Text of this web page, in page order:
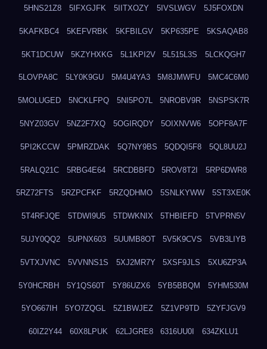
5HNS21Z8 5IFXGJFK 5IITXOZY 5IVSLWGV 5J5FOXDN
5KAFKBC4 5KEFVRBK 5KFBILGV 5KP635PE 5KSAQAB8
5KT1DCUW 5KZYHXKG 5L1KPI2V 5L515L3S 5LCKQGH7
5LOVPA8C 5LY0K9GU 5M4U4YA3 5M8JMWFU 5MC4C6M0
5MOLUGED 5NCKLFPQ 5NI5PO7L 5NROBV9R 5NSPSK7R
5NYZ03GV 5NZ2F7XQ 5OGIRQDY 5OIXNVW6 5OPF8A7F
5PI2KCCW 5PMRZDAK 5Q7NY9BS 5QDQI5F8 5QL8UU2J
5RALQ21C 5RBG4E64 5RCDBBFD 5ROV8T2I 5RP6DWR8
5RZ72FTS 5RZPCFKF 5RZQDHMO 5SNLKYWW 5ST3XE0K
5T4RFJQE 5TDWI9U5 5TDWKNIX 5THBIEFD 5TVPRN5V
5UJY0QQ2 5UPNX603 5UUMB8OT 5V5K9CVS 5VB3LIYB
5VTXJVNC 5VVNNS1S 5XJ2MR7Y 5XSF9JLS 5XU6ZP3A
5Y0HCRBH 5Y1QS60T 5Y86UZX6 5YB5BBQM 5YHM530M
5YO667IH 5YO7ZQGL 5Z1BWJEZ 5Z1VP9TD 5ZYFJGV9
60IZ2Y44 60X8LPUK 62LJGRE8 6316UU0I 634ZKLU1